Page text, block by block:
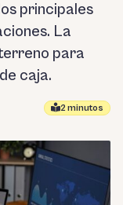
principales
La
para
caja.
2 minutos